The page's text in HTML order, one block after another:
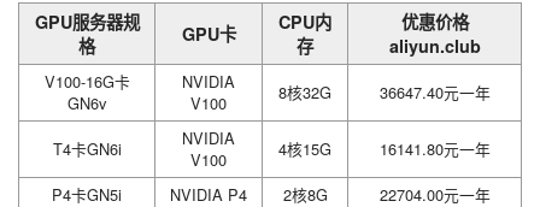
GPU服务器规
格
GPU卡
CPU内
存
优惠价格
aliyun.club
V100-16G卡
GN6v
NVIDIA
V100
8核32G 36647.40元一年
T4卡GN6i
NVIDIA
V100
4核15G
16141.80元一年
P4卡GN5i
NVIDIA P4 2核8G
22704.00元一年